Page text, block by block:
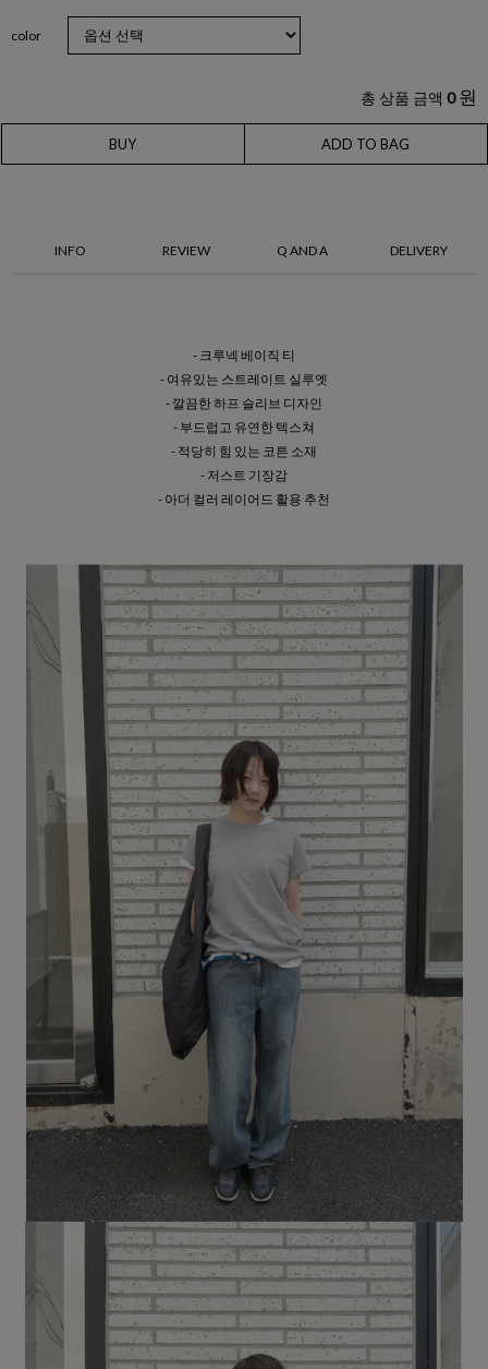
color
총 상품 금액 0 원
BUY ADD TO BAG
INFO REVIEW Q AND A DELIVERY
- 크루넥 베이직 티
- 여유있는 스트레이트 실루엣
- 깔끔한 하프 슬리브 디자인
- 부드럽고 유연한 텍스쳐
- 적당히 힘 있는 코튼 소재
- 저스트 기장감
- 아더 컬러 레이어드 활용 추천